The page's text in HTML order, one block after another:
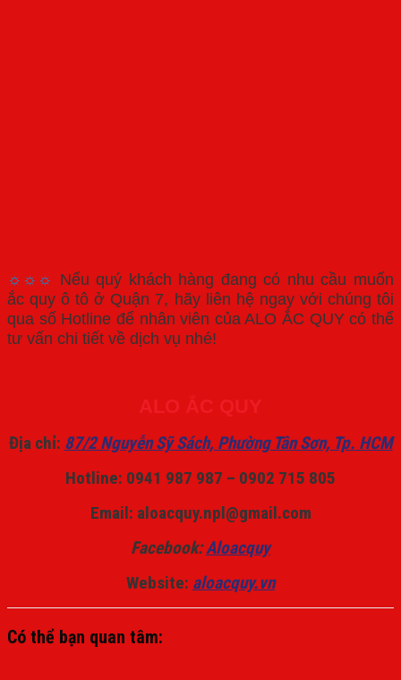
☼☼☼ Nếu quý khách hàng đang có nhu cầu muốn
ắc quy ô tô ở Quận 7, hãy liên hệ ngay với chúng tôi
qua số Hotline để nhân viên của ALO ẮC QUY có thể
tư vấn chi tiết về dịch vụ nhé!
Địa chỉ: 87/2 Nguyễn Sỹ Sách, Phường Tân Sơn, Tp. HCM
Hotline: 0941 987 987 – 0902 715 805
Email: aloacquy.npl@gmail.com
Facebook:Aloacquy
Website: aloacquy.vn
Có thể bạn quan tâm: